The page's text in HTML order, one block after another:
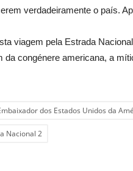
verdadeiramente o país.
viagem pela Estrada
da congénere americana, a
dos Estados Unidos da
Nacional 2